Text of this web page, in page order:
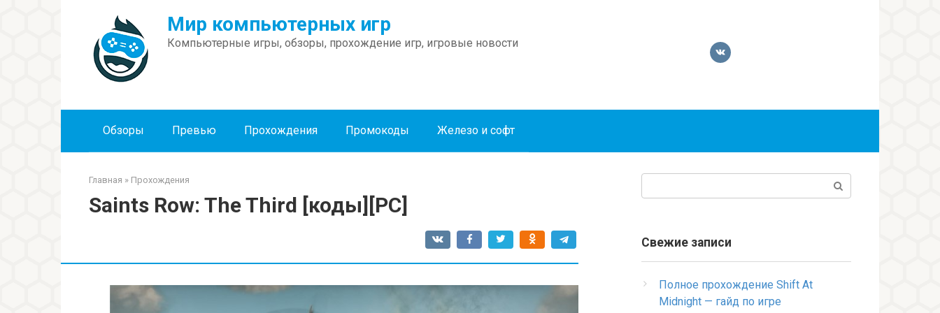
Мир компьютерных игр
Компьютерные игры, обзоры, прохождение игр, игровые новости
Обзоры Превью Прохождения Промокоды Железо и софт
Главная » Прохождения
Saints Row: The Third [коды][PC]
Свежие записи
Полное прохождение Shift At
Midnight — гайд по игре